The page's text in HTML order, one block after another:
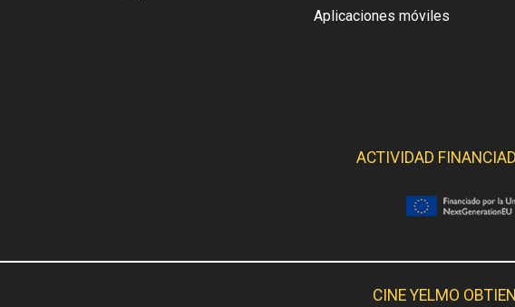
Aplicaciones móviles
ACTIVIDAD
CINE YELMO